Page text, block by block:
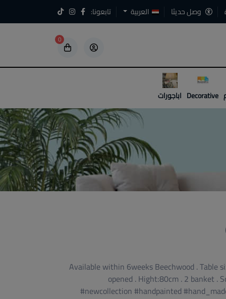
وصل حديثا العربية تابعونا:
0
5
5
Decorative اباجورات
Available within 6weeks Beechwood . Table
opened . Hight:80cm . 2 banket .
#newcollection #handpainted